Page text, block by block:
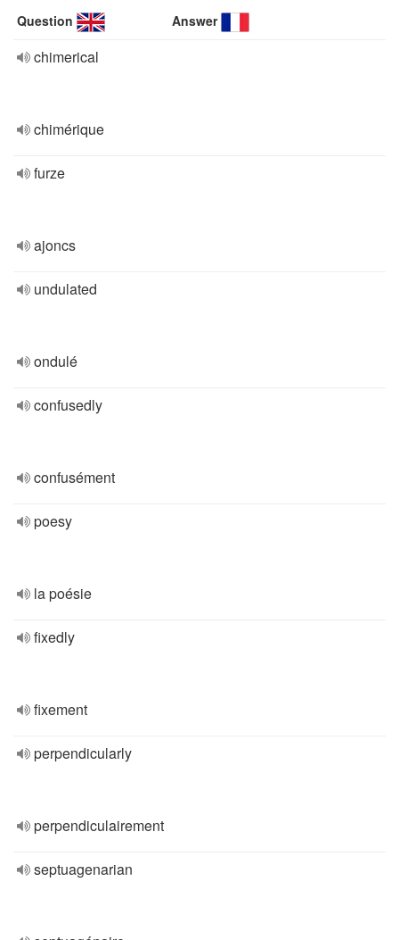
Question Answer
chimerical
chimérique
furze
ajoncs
undulated
ondulé
confusedly
confusément
poesy
la poésie
fixedly
fixement
perpendicularly
perpendiculairement
septuagenarian